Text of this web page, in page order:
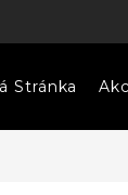
Stránka